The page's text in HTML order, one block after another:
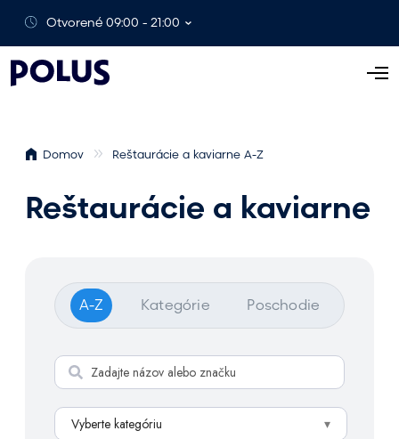
Otvorené 09:00 - 21:00
O
ť
Domov Reštaurácie a kaviarne A-Z
Reštaurácie a kaviarne
V
y
h
ľ
Vyberte kategóriu
A-Z Kategórie Poschodie